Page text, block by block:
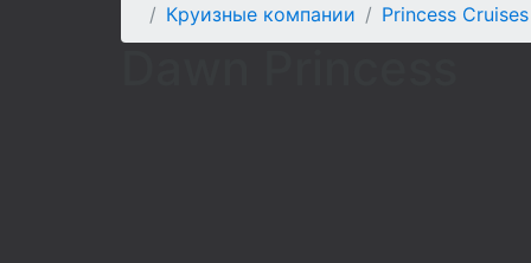
Круизные компании
Princess Cruises